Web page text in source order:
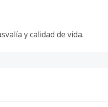
y calidad de vida.